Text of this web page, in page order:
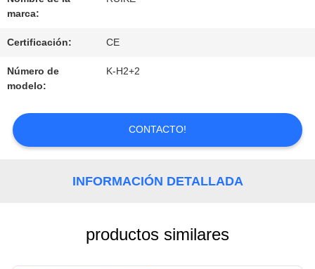
FÁBRICA
DE
CALIDAD
NOSOTROS
marca:
Certificación: CE
Número de
modelo:
K-H2+2
CONTACTO!
INFORMACIÓN DETALLADA
productos similares